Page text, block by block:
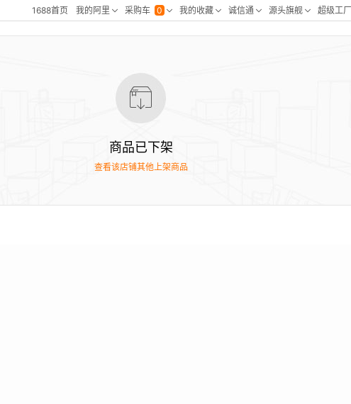
商品已下架
查看该店铺其他上架商品